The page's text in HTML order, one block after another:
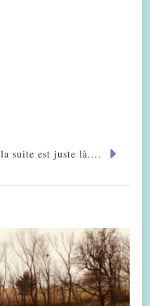
la suite est juste là....